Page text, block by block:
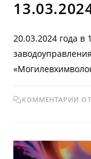
20.03.2024 года в
КОММЕНТАРИИ